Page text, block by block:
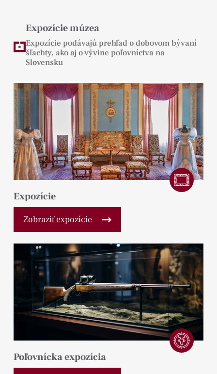
Expozície múzea
Expozície podávajú prehľad o dobovom bývaní
šľachty, ako aj o vývine poľovníctva na
Slovensku
Expozície
Zobraziť expozície
Poľovnícka expozícia